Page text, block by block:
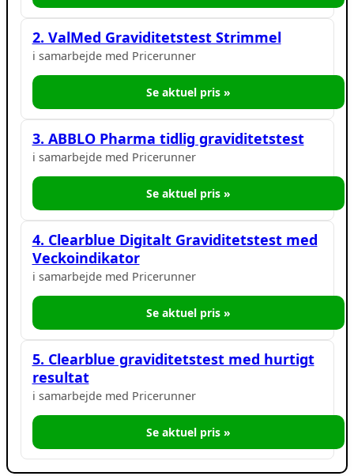
2. ValMed Graviditetstest Strimmel
i samarbejde med Pricerunner
Se aktuel pris »
3. ABBLO Pharma tidlig graviditetstest
i samarbejde med Pricerunner
Se aktuel pris »
4. Clearblue Digitalt Graviditetstest med
Veckoindikator
i samarbejde med Pricerunner
Se aktuel pris »
5. Clearblue graviditetstest med hurtigt
resultat
i samarbejde med Pricerunner
Se aktuel pris »